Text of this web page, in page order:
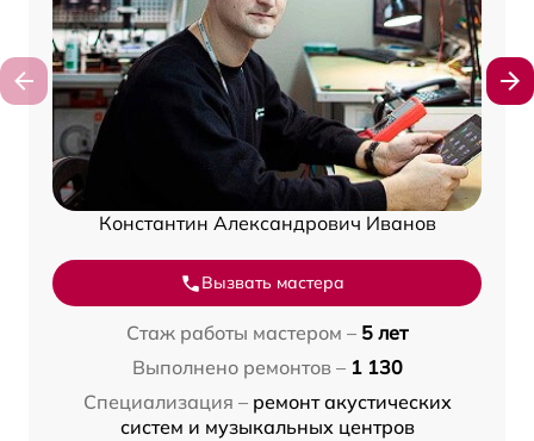
Константин Александрович Иванов
Вызвать мастера
Стаж работы мастером – 5 лет
Выполнено ремонтов – 1 130
Специализация – ремонт акустических
систем и музыкальных центров